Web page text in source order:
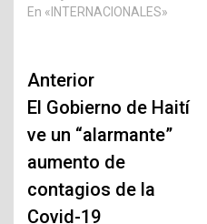
En «INTERNACIONALES»
Navegación
de
entradas
Anterior
El Gobierno de Haití
ve un “alarmante”
aumento de
contagios de la
Covid-19